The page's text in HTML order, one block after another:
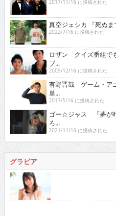
2017/11/16 に投稿された
真空ジェシカ 『死ぬ
2022/7/16 に投稿された
ロザン クイズ番組で
ブ...
2009/12/16 に投稿された
有野晋哉 ゲーム・ア
単...
2017/5/16 に投稿された
ゴー☆ジャス 『夢が
ろ...
2021/11/16 に投稿された
グラビア